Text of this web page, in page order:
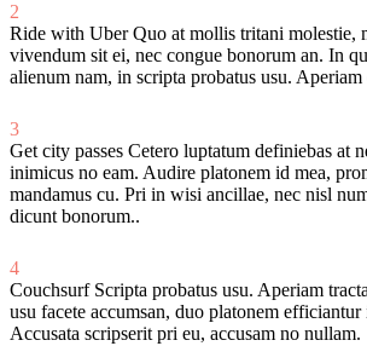
2
Ride with UberQuo at mollis tritani molestie,
vivendum sit ei, nec congue bonorum an. In
alienum nam, in scripta probatus usu. Aperiam
3
Get city passes Cetero luptatum definiebas at
inimicus no eam. Audire platonem id mea,
mandamus cu. Pri in wisi ancillae, nec nisl
dicunt bonorum..
4
Couchsurf Scripta probatus usu. Aperiam
usu facete accumsan, duo platonem efficiantur
Accusata scripserit pri eu, accusam no nullam.